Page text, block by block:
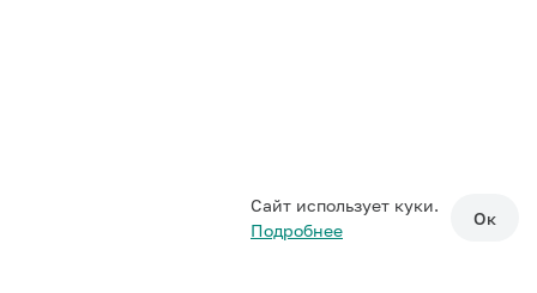
Сайт использует куки.
Подробнее
Ок